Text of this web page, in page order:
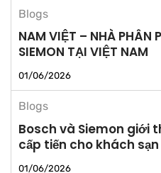
Blogs
NAM VIỆT – NHÀ PHÂN
SIEMON TẠI VIỆT NAM
01/06/2026
Blogs
Bosch và Siemon giới
cấp tiến cho khách
01/06/2026